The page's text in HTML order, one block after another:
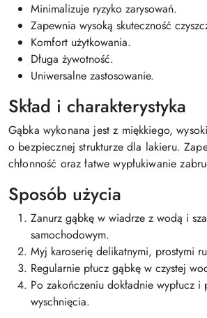
Minimalizuje ryzyko zarysowań.
Zapewnia wysoką skuteczność
Komfort użytkowania.
Długa żywotność.
Uniwersalne zastosowanie.
Skład i charakterystyka
Gąbka wykonana jest z miękkiego,
o bezpiecznej strukturze dla lakieru.
chłonność oraz łatwe wypłukiwanie
Sposób użycia
Zanurz gąbkę w wiadrze z wodą i
samochodowym.
Myj karoserię delikatnymi, prostymi
Regularnie płucz gąbkę w czystej
Po zakończeniu dokładnie wypłucz
wyschnięcia.